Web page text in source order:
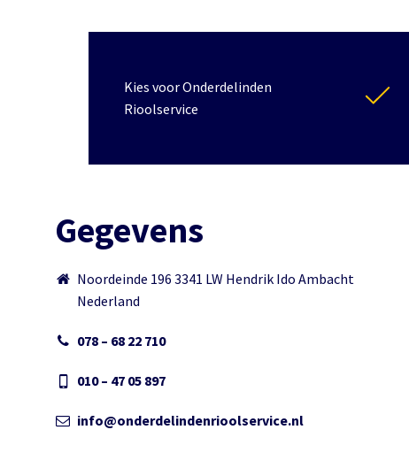
Kies voor Onderdelinden
Rioolservice
Gegevens
Noordeinde 196 3341 LW Hendrik Ido Ambacht
Nederland
078 – 68 22 710
010 – 47 05 897
info@onderdelindenrioolservice.nl